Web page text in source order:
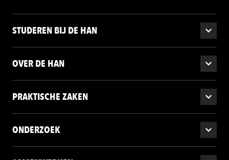
STUDEREN BIJ DE HAN
OVER DE HAN
PRAKTISCHE ZAKEN
ONDERZOEK